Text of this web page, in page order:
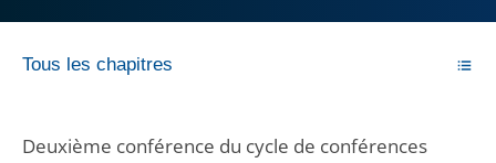
Tous les chapitres
Deuxième conférence du cycle de conférences